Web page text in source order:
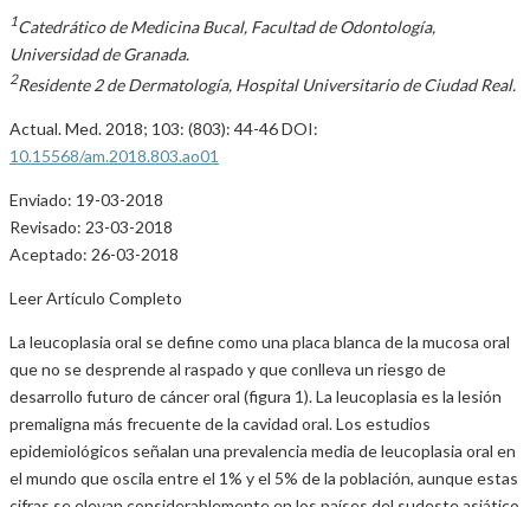
1Catedrático de Medicina Bucal, Facultad de Odontología,
Universidad de Granada.
2Residente 2 de Dermatología, Hospital Universitario de Ciudad Real.
Actual. Med. 2018; 103: (803): 44-46 DOI:
10.15568/am.2018.803.ao01
Enviado: 19-03-2018
Revisado: 23-03-2018
Aceptado: 26-03-2018
Leer Artículo Completo
La leucoplasia oral se define como una placa blanca de la mucosa oral
que no se desprende al raspado y que conlleva un riesgo de
desarrollo futuro de cáncer oral (figura 1). La leucoplasia es la lesión
premaligna más frecuente de la cavidad oral. Los estudios
epidemiológicos señalan una prevalencia media de leucoplasia oral en
el mundo que oscila entre el 1% y el 5% de la población, aunque estas